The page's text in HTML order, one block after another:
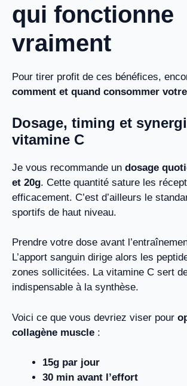
qui fonctionne
vraiment
Pour tirer profit de ces bénéfices,
comment et quand consommer
Dosage, timing et
vitamine C
Je vous recommande un dosage
et 20g. Cette quantité sature les
efficacement. C’est d’ailleurs le
sportifs de haut niveau.
Prendre votre dose avant
L’apport sanguin dirige alors les
zones sollicitées. La vitamine C sert
indispensable à la synthèse.
Voici ce que vous devriez viser pour
collagène muscle :
15g par jour
30 min avant l’effort